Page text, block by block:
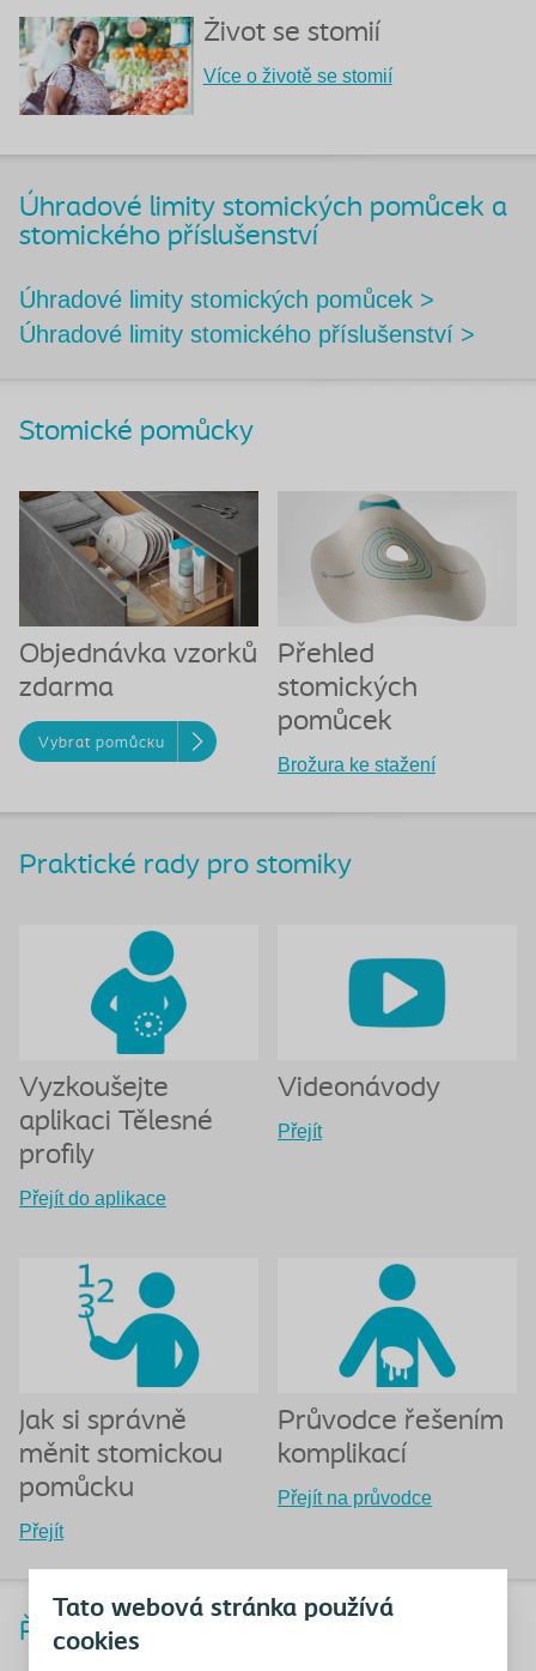
Tato webová stránka používá
cookies
Život se stomií
Více o životě se stomií
Úhradové limity stomických pomůcek a
stomického příslušenství
Úhradové limity stomických pomůcek >
Úhradové limity stomického příslušenství >
Stomické pomůcky
Objednávka vzorků
zdarma
Vybrat pomůcku
Přehled
stomických
pomůcek
Brožura ke stažení
Praktické rady pro stomiky
Vyzkoušejte
aplikaci Tělesné
profily
Přejít do aplikace
Videonávody
Přejít
Jak si správně
měnit stomickou
pomůcku
Přejít
Průvodce řešením
komplikací
Přejít na průvodce
Řady stomických pomůcek